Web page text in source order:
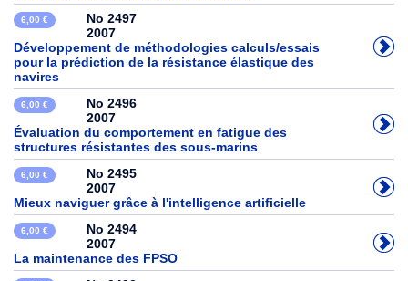
6,00 €
No 2497
2007
Développement de méthodologies calculs/essais
pour la prédiction de la résistance élastique des
navires
6,00 €
No 2496
2007
Évaluation du comportement en fatigue des
structures résistantes des sous-marins
6,00 €
No 2495
2007
Mieux naviguer grâce à l'intelligence artificielle
6,00 €
No 2494
2007
La maintenance des FPSO